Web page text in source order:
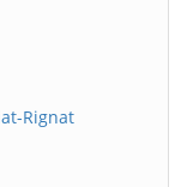
Rignat